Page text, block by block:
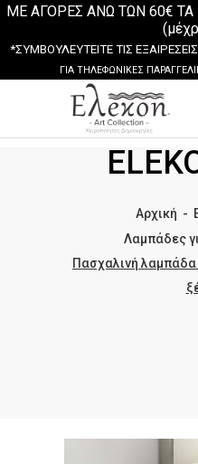
ΜΕ ΑΓΟΡΕΣ ΑΝΩ ΤΩΝ 60€
*ΣΥΜΒΟΥΛΕΥΤΕΙΤΕ ΤΙΣ
ΓΙΑ ΤΗΛΕΦΩΝΙΚΕΣ
Αρχική -
Λαμπάδες
Πασχαλινή